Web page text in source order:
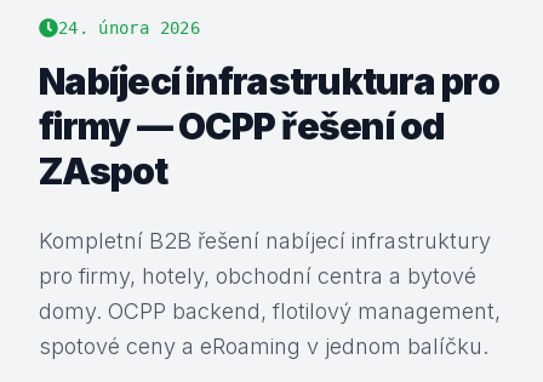
prázdný
si naše
24. února 2026
Nabíjecí infrastruktura pro
firmy — OCPP řešení od
ZAspot
Kompletní B2B řešení nabíjecí infrastruktury
pro firmy, hotely, obchodní centra a bytové
domy. OCPP backend, flotilový management,
spotové ceny a eRoaming v jednom balíčku.